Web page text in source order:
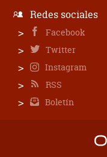
Redes sociales
Facebook
Twitter
Instagram
RSS
Boletín